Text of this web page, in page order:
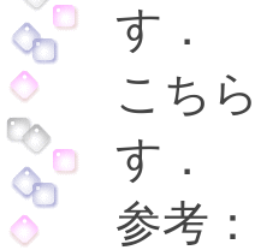
す．
こち
す．
参考：